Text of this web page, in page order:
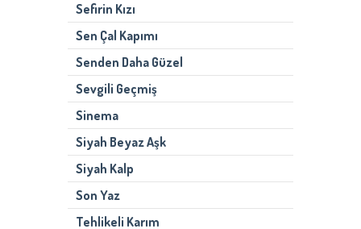
Sefirin Kızı
Sen Çal Kapımı
Senden Daha Güzel
Sevgili Geçmiş
Sinema
Siyah Beyaz Aşk
Siyah Kalp
Son Yaz
Tehlikeli Karım